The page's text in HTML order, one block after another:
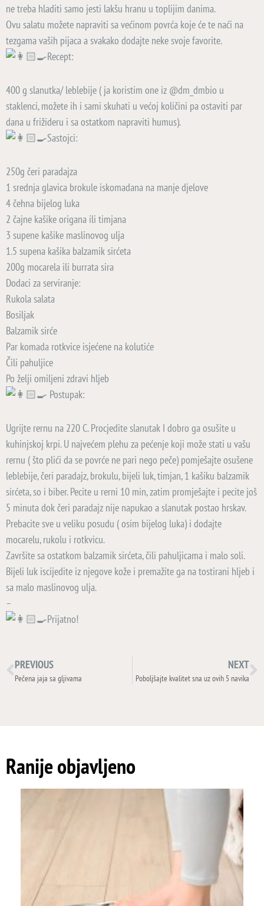
ne treba hladiti samo jesti lakšu hranu u toplijim danima.
Ovu salatu možete napraviti sa većinom povrća koje će te naći na
tezgama vaših pijaca a svakako dodajte neke svoje favorite.
Recept:
400 g slanutka/ leblebije ( ja koristim one iz @dm_dmbio u
staklenci, možete ih i sami skuhati u većoj količini pa ostaviti par
dana u frižideru i sa ostatkom napraviti humus).
Sastojci:
250g čeri paradajza
1 srednja glavica brokule iskomadana na manje djelove
4 čehna bijelog luka
2 čajne kašike origana ili timjana
3 supene kašike maslinovog ulja
1.5 supena kašika balzamik sirćeta
200g mocarela ili burrata sira
Dodaci za serviranje:
Rukola salata
Bosiljak
Balzamik sirće
Par komada rotkvice isjećene na kolutiće
Čili pahuljice
Po želji omiljeni zdravi hljeb
Postupak:
Ugrijte rernu na 220 C. Procjedite slanutak I dobro ga osušite u
kuhinjskoj krpi. U najvećem plehu za pećenje koji može stati u vašu
rernu ( što plići da se povrće ne pari nego peče) pomješajte osušene
leblebije, čeri paradajz, brokulu, bijeli luk, timjan, 1 kašiku balzamik
sirćeta, so i biber. Pecite u rerni 10 min, zatim promješajte i pecite još
5 minuta dok čeri paradajz nije napukao a slanutak postao hrskav.
Prebacite sve u veliku posudu ( osim bijelog luka) i dodajte
mocarelu, rukolu i rotkvicu.
Završite sa ostatkom balzamik sirćeta, čili pahuljicama i malo soli.
Bijeli luk iscijedite iz njegove kože i premažite ga na tostirani hljeb i
sa malo maslinovog ulja.
–
Prijatno!
PREVIOUS
Pečena jaja sa gljivama
NEXT
Poboljšajte kvalitet sna uz ovih 5 navika
Ranije objavljeno